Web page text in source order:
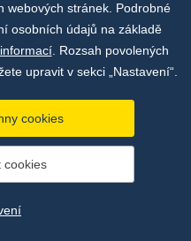
Group 2026
webových stránek. Podrobné
osobních údajů na základě
. Rozsah povolených
upravit v sekci „Nastavení“.
cookies
cookies